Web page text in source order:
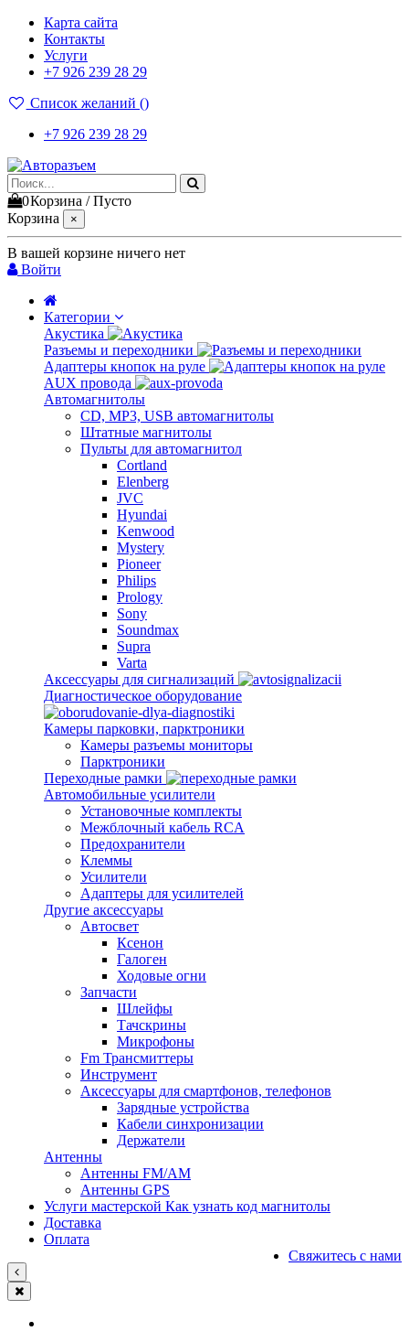
Карта сайта
Контакты
Услуги
+7 926 239 28 29
Список желаний ()
+7 926 239 28 29
0Корзина /Пусто
Корзина
×
В вашей корзине ничего нет
Войти
Категории
Акустика
Разъемы и переходники
Адаптеры кнопок на руле
AUX провода
Автомагнитолы
CD, MP3, USB автомагнитолы
Штатные магнитолы
Пульты для автомагнитол
Cortland
Elenberg
JVC
Hyundai
Kenwood
Mystery
Pioneer
Philips
Prology
Sony
Soundmax
Supra
Varta
Аксессуары для сигнализаций
Диагностическое оборудование
Камеры парковки, парктроники
Камеры разъемы мониторы
Парктроники
Переходные рамки
Автомобильные усилители
Установочные комплекты
Межблочный кабель RCA
Предохранители
Клеммы
Усилители
Адаптеры для усилителей
Другие аксессуары
Автосвет
Ксенон
Галоген
Ходовые огни
Запчасти
Шлейфы
Тачскрины
Микрофоны
Fm Трансмиттеры
Инструмент
Аксессуары для смартфонов, телефонов
Зарядные устройства
Кабели синхронизации
Держатели
Антенны
Антенны FM/AM
Антенны GPS
Услуги мастерской Как узнать код магнитолы
Доставка
Оплата
Свяжитесь с нами